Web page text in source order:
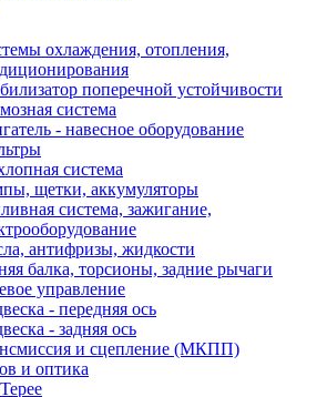
охлаждения, отопления,
поперечной устойчивости
система
- навесное оборудование
система
щетки, аккумуляторы
система, зажигание,
антифризы, жидкости
балка, торсионы, задние рычаги
управление
- передняя ось
- задняя ось
и сцепление (МКПП)
и оптика